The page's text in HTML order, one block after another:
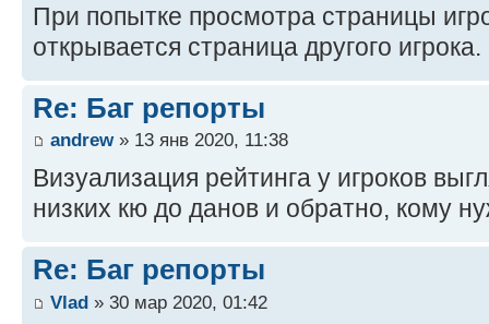
При попытке просмотра страницы
открывается страница другого игрока.
Re: Баг репорты
andrew» 13 янв 2020, 11:38
Визуализация рейтинга у игроков
низких кю до данов и обратно, кому
Re: Баг репорты
Vlad » 30 мар 2020, 01:42